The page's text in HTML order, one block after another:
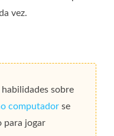
vez.
sobre
computador se
para jogar